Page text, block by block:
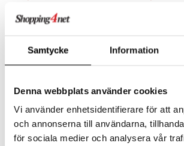
Samtycke Information
Denna webbplats använder cookies
Vi använder enhetsidentifierare för att
och annonserna till användarna,
för sociala medier och analysera vår